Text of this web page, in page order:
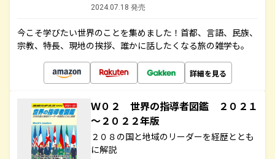
2024.07.18 発売
今こそ学びたい世界のことを集めました！首都、言語、民族、
宗教、特長、現地の挨拶、誰かに話したくなる旅の雑学も。
詳細を見る
Ｗ０２ 世界の指導者図鑑 ２０２１
～２０２２年版
２０８の国と地域のリーダーを経歴ととも
に解説